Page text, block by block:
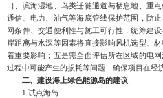
口、滨海湿地、鸟类迁徙通道与栖息地、重
通信、电力、油气等海底管线保护范围，防
网条件、交通便利性与施工可行性，统筹建
岸距离与水深等因素将直接影响风机选型、
着重要影响；五是需全面评估所在区域的电
过程中可能产生的损耗等问题，确保项目在经
二、 建设海上绿色能源岛的建议
1.试点海岛